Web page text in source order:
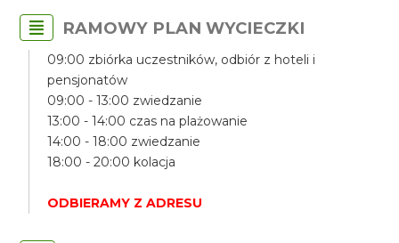
RAMOWY PLAN WYCIECZKI
09:00 zbiórka uczestników, odbiór z hoteli i
pensjonatów
09:00 - 13:00 zwiedzanie
13:00 - 14:00 czas na plażowanie
14:00 - 18:00 zwiedzanie
18:00 - 20:00 kolacja
ODBIERAMY Z ADRESU